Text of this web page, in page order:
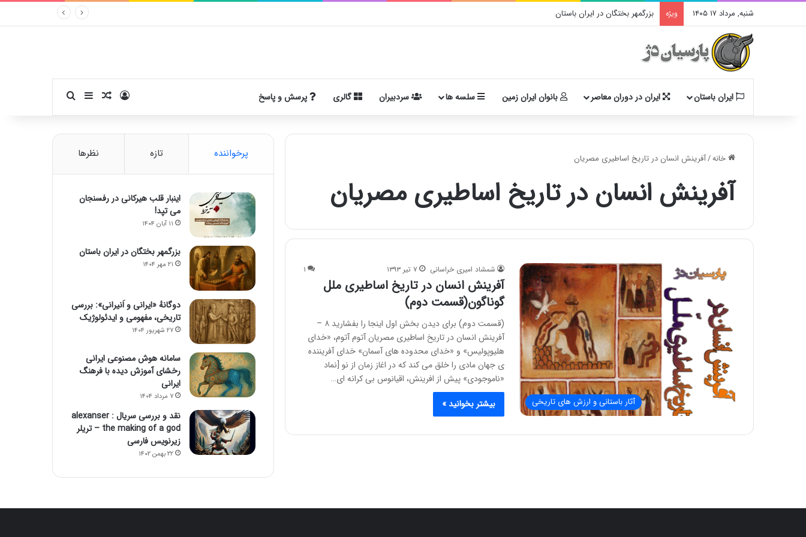
شنبه, مرداد ۱۷ ۱۴۰۵ ویژه بزرگمهر بختگان در ایران باستان
ایران باستان ایران در دوران معاصر بانوان ایران زمین سلسه ها سردبیران گالری پرسش و پاسخ ورودنوشته تصادفی
سایدبارجستجو برای
خانه/آفرینش انسان در تاریخ اساطیری مصریان
آفرینش انسان در تاریخ اساطیری مصریان
آثار باستانی و ارزش های تاریخی
شمشاد امیری خراسانی ۷ تیر ۱۳۹۳ ۱
آفرینش انسان در تاریخ اساطیری ملل
گوناگون(قسمت دوم)
(قسمت دوم) برای دیدن بخش اول اینجا را بفشارید ۸ –
آفرینش انسان در تاریخ اساطیری مصریان آتوم آتوم، «خدای
هلیوپولیس» و «خدای محدوده های آسمان» خدای آفریننده
ی جهان مادی را خلق می کند که در اغاز زمان از نو [نماد
«ناموجودی» پیش از افرینش، اقیانوس بی کرانه ای…
بیشتر بخوانید »
پرخواننده تازه نظرها
اینبار قلب هیرکانی در رفسنجان
می تپد!
۱۱ آبان ۱۴۰۴
بزرگمهر بختگان در ایران باستان
۲۱ مهر ۱۴۰۴
دوگانهٔ «ایرانی و اَنیرانی»: بررسی
تاریخی، مفهومی و ایدئولوژیک
۲۷ شهریور ۱۴۰۴
سامانه هوش مصنوعی ایرانی
رخشای آموزش دیده با فرهنگ
ایرانی
۷ مرداد ۱۴۰۴
نقد و بررسی سریال alexanser :
the making of a god – تریلر
زیرنویس فارسی
۲۲ بهمن ۱۴۰۲